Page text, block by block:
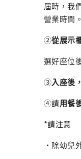
屆時，我
營業時間。
②從展示
選好座位
③入座後
④請用餐
*請注意
・除幼兒